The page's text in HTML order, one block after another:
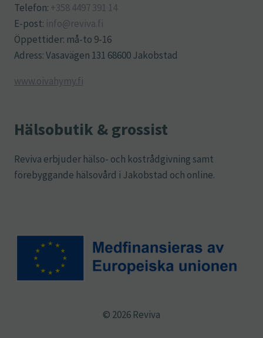
Telefon: +358 4497 391 14
E-post: info@reviva.fi
Öppettider: må-to 9-16
Adress: Vasavägen 131 68600 Jakobstad
www.oivahymy.fi
Hälsobutik & grossist
Reviva erbjuder hälso- och kostrådgivning samt
förebyggande hälsovård i Jakobstad och online.
© 2026 Reviva